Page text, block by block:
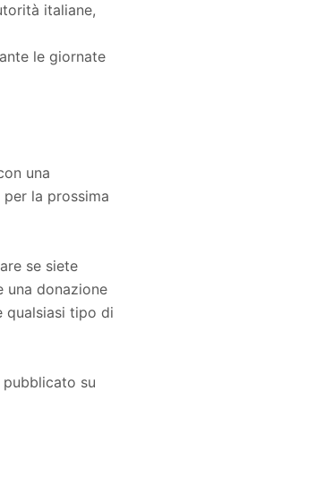
italiane,
le giornate
una
la prossima
se siete
una donazione
qualsiasi tipo di
su